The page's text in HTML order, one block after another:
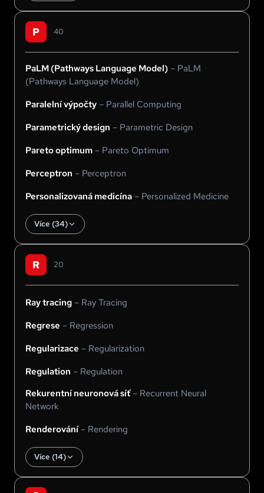
P 40
PaLM (Pathways Language Model) – PaLM
(Pathways Language Model)
Paralelní výpočty – Parallel Computing
Parametrický design – Parametric Design
Pareto optimum – Pareto Optimum
Perceptron – Perceptron
Personalizovaná medicína – Personalized Medicine
Více (34)
R 20
Ray tracing – Ray Tracing
Regrese – Regression
Regularizace – Regularization
Regulation – Regulation
Rekurentní neuronová síť– Recurrent Neural
Network
Renderování– Rendering
Více (14)